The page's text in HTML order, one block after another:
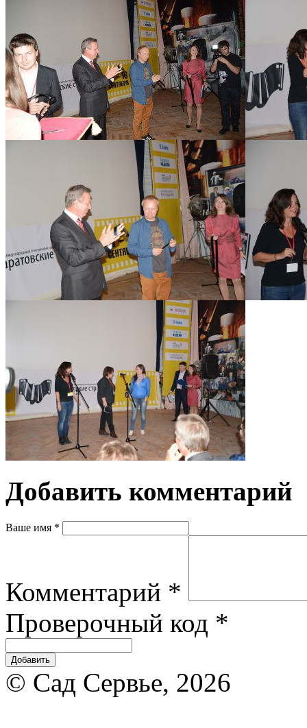
Добавить комментарий
Ваше имя *
Комментарий *
Проверочный код *
© Сад Сервье, 2026